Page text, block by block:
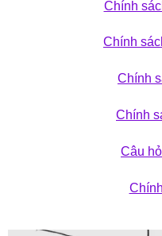
Chính
Chính
Chính
Chính
Câu